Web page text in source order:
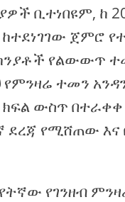
ቢተነበዩም, ከ
ጀምሮ
የልውውጥ
የምንዛሬ ተመን
ክፍል ውስጥ
የሚሸጠው እና
የገንዘብ